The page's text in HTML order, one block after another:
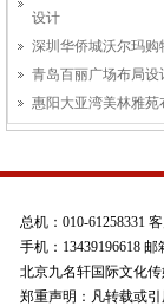
设计
深圳华侨城沃尔玛购
青岛百丽广场布局设
惠阳大亚湾美林雅苑
总机：010-61258331
手机：13439196618 邮
北京九名轩国际文化
郑重声明：凡转载或